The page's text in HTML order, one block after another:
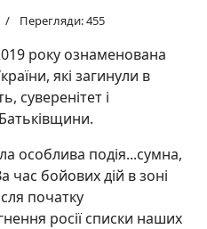
Перегляди: 455
року ознаменована
які загинули в
суверенітет і
особлива подія...сумна,
час бойових дій в зоні
початку
росії списки наших